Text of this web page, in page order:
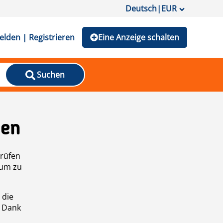
Deutsch|EUR
| Registrieren Eine Anzeige schalten
Suchen
zu
die